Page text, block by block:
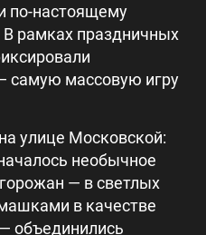
по-настоящему
рамках праздничных
самую массовую игру
улице Московской:
необычное
— в светлых
в качестве
объединились